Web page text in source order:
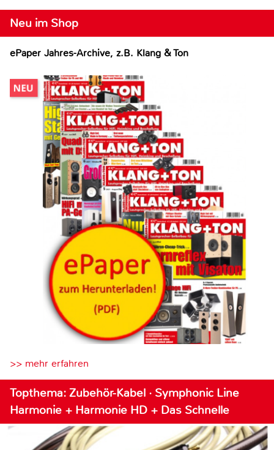
Neu im Shop
ePaper Jahres-Archive, z.B. Klang & Ton
>> mehr erfahren
Topthema: Zubehör-Kabel · Symphonic Line
Harmonie + Harmonie HD + Das Schnelle